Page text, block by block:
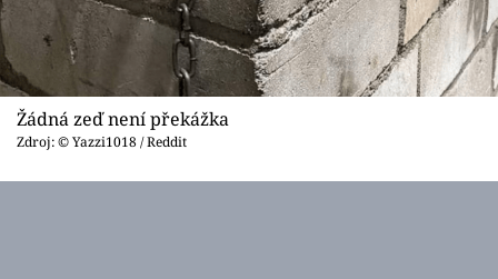
Žádná zeď není překážka
Zdroj: © Yazzi1018 / Reddit